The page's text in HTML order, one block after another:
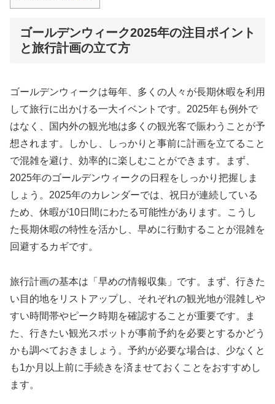
ゴールデンウィーク2025年の注目ポイント
と旅行計画の立て方
ゴールデンウィークは毎年、多くの人々が長期休暇を利用
して旅行に出かける一大イベントです。2025年も例外で
はなく、国内外の観光地は多くの観光客で賑わうことが予
想されます。しかし、しっかりと事前に計画を立てること
で混雑を避け、効率的に楽しむことができます。まず、
2025年のゴールデンウィークの日程をしっかり把握しま
しょう。2025年のカレンダーでは、祝日が連続している
ため、休暇が10日間にわたる可能性があります。こうし
た長期休暇の特性を活かし、早めに行動することが混雑を
回避するカギです。
旅行計画の基本は「早めの情報収集」です。まず、行きた
い目的地をリストアップし、それぞれの観光地が混雑しや
すい時間帯やピーク時期を確認することが重要です。ま
た、行きたい観光スポットが事前予約を必要とするかどう
かも調べておきましょう。予約が必要な場合は、少なくと
も1か月以上前に手続きを済ませておくことをおすすめし
ます。